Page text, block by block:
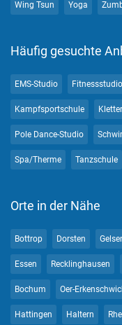
Wing Tsun Yoga
Häufig gesuchte
EMS-Studio
Kampfsportschule
Pole Dance-Studio
Spa/Therme Tanzschule
Orte in der Nähe
Bottrop Dorsten
Essen Recklinghausen
Bochum Oer-
Hattingen Haltern